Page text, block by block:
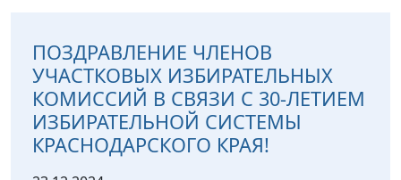
ПОЗДРАВЛЕНИЕ ЧЛЕНОВ
УЧАСТКОВЫХ ИЗБИРАТЕЛЬНЫХ
КОМИССИЙ В СВЯЗИ С 30-ЛЕТИЕМ
ИЗБИРАТЕЛЬНОЙ СИСТЕМЫ
КРАСНОДАРСКОГО КРАЯ!